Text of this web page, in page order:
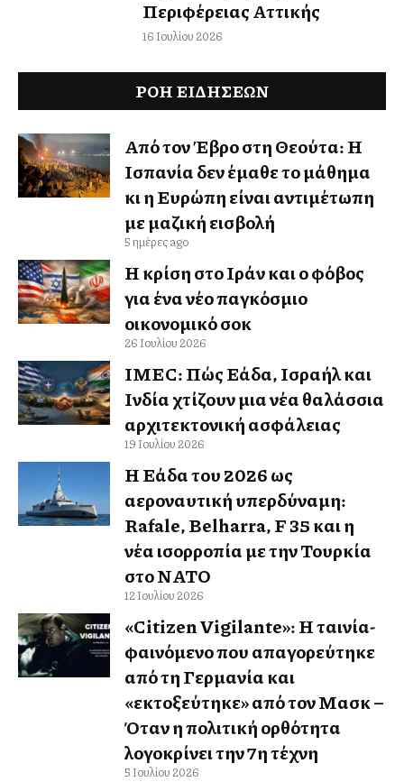
Περιφέρειας Αττικής
16 Ιουλίου 2026
ΡΟΗ ΕΙΔΉΣΕΩΝ
Από τον Έβρο στη Θεούτα: Η
Ισπανία δεν έμαθε το μάθημα
κι η Ευρώπη είναι αντιμέτωπη
με μαζική εισβολή
5 ημέρες ago
Η κρίση στο Ιράν και ο φόβος
για ένα νέο παγκόσμιο
οικονομικό σοκ
26 Ιουλίου 2026
IMEC: Πώς Ελλάδα, Ισραήλ και
Ινδία χτίζουν μια νέα θαλάσσια
αρχιτεκτονική ασφάλειας
19 Ιουλίου 2026
Η Ελλάδα του 2026 ως
αεροναυτική υπερδύναμη:
Rafale, Belharra, F 35 και η
νέα ισορροπία με την Τουρκία
στο ΝΑΤΟ
12 Ιουλίου 2026
«Citizen Vigilante»: Η ταινία-
φαινόμενο που απαγορεύτηκε
από τη Γερμανία και
«εκτοξεύτηκε» από τον Μασκ –
Όταν η πολιτική ορθότητα
λογοκρίνει την 7η τέχνη
5 Ιουλίου 2026